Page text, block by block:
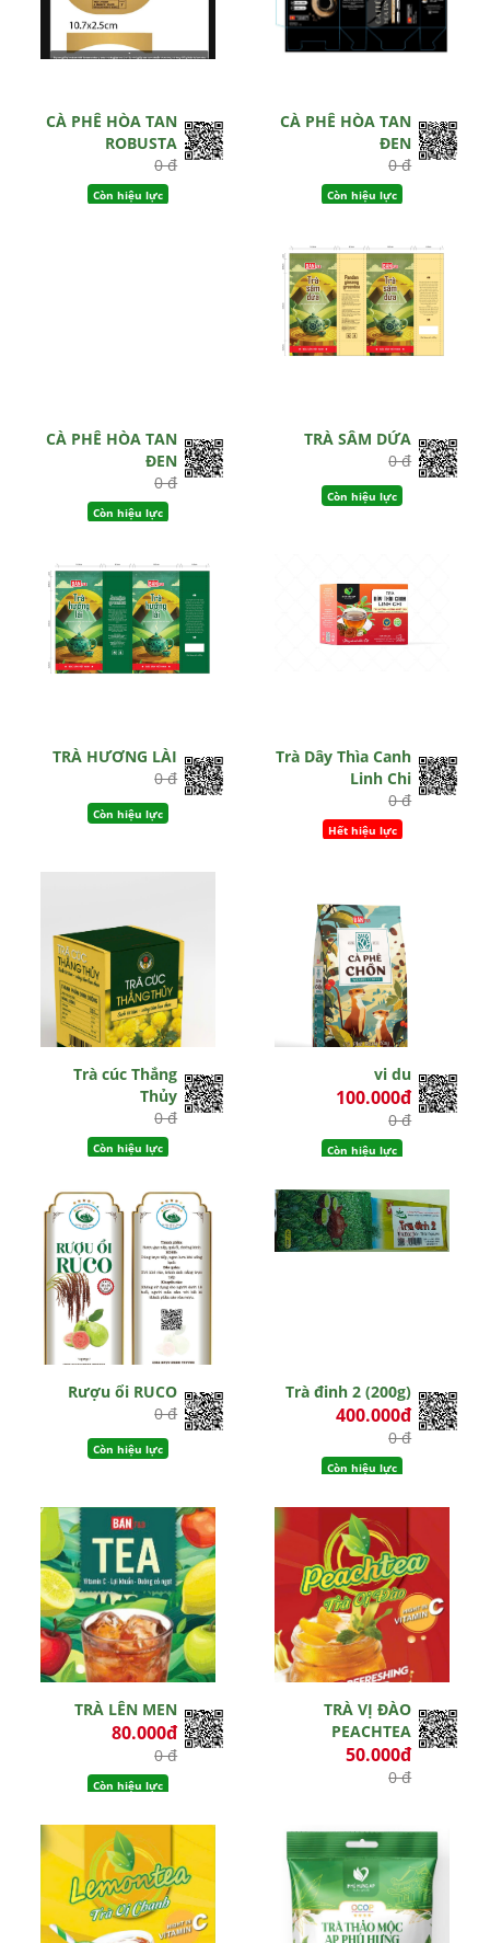
CÀ PHÊ HÒA TAN
ROBUSTA
0 đ
Còn hiệu lực
CÀ PHÊ HÒA TAN
ĐEN
0 đ
Còn hiệu lực
CÀ PHÊ HÒA TAN
ĐEN
0 đ
Còn hiệu lực
TRÀ SÂM DỨA
0 đ
Còn hiệu lực
TRÀ HƯƠNG LÀI
0 đ
Còn hiệu lực
Trà Dây Thìa Canh
Linh Chi
0 đ
Hết hiệu lực
Trà cúc Thắng
Thủy
0 đ
Còn hiệu lực
vi du
100.000đ
0 đ
Còn hiệu lực
Rượu ổi RUCO
0 đ
Còn hiệu lực
Trà đinh 2 (200g)
400.000đ
0 đ
Còn hiệu lực
TRÀ LÊN MEN
80.000đ
0 đ
Còn hiệu lực
TRÀ VỊ ĐÀO
PEACHTEA
50.000đ
0 đ